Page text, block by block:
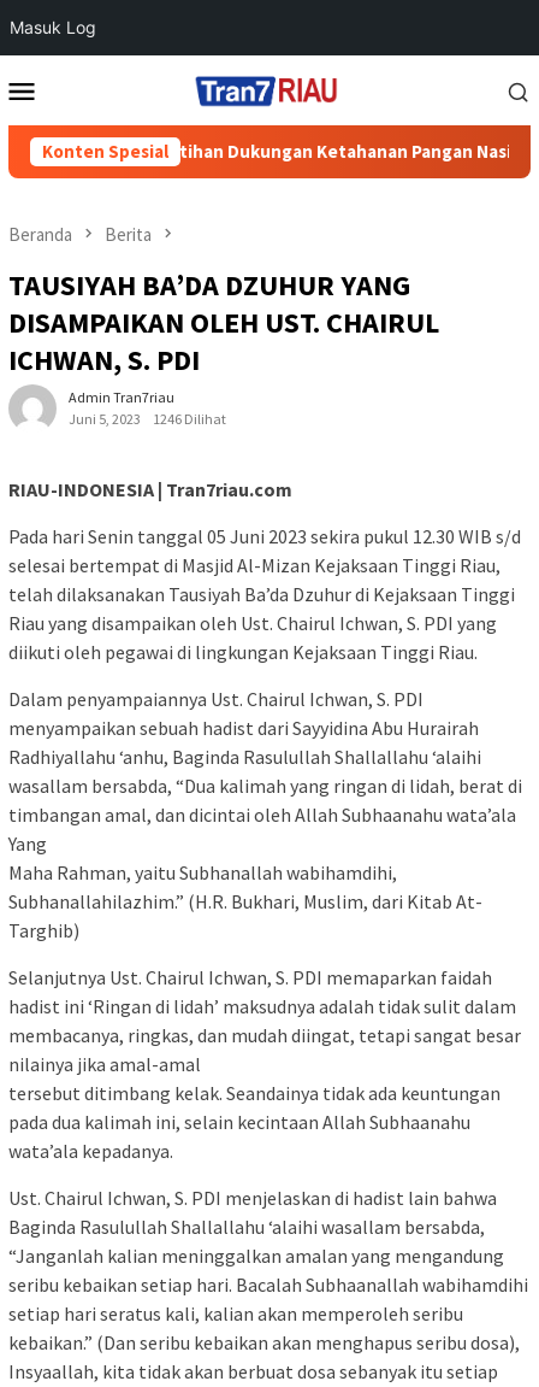
Masuk Log
ke
Mobile
Konten Spesial
Air Putihan Dukungan Ketahanan Pangan Nasional
Beranda Berita
TAUSIYAH BA’DA DZUHUR YANG
DISAMPAIKAN OLEH UST. CHAIRUL
ICHWAN, S. PDI
Admin Tran7riau
Juni 5, 2023
1246 Dilihat
RIAU-INDONESIA | Tran7riau.com
Pada hari Senin tanggal 05 Juni 2023 sekira pukul 12.30 WIB s/d
selesai bertempat di Masjid Al-Mizan Kejaksaan Tinggi Riau,
telah dilaksanakan Tausiyah Ba’da Dzuhur di Kejaksaan Tinggi
Riau yang disampaikan oleh Ust. Chairul Ichwan, S. PDI yang
diikuti oleh pegawai di lingkungan Kejaksaan Tinggi Riau.
Dalam penyampaiannya Ust. Chairul Ichwan, S. PDI
menyampaikan sebuah hadist dari Sayyidina Abu Hurairah
Radhiyallahu ‘anhu, Baginda Rasulullah Shallallahu ‘alaihi
wasallam bersabda, “Dua kalimah yang ringan di lidah, berat di
timbangan amal, dan dicintai oleh Allah Subhaanahu wata’ala
Yang
Maha Rahman, yaitu Subhanallah wabihamdihi,
Subhanallahilazhim.” (H.R. Bukhari, Muslim, dari Kitab At-
Targhib)
Selanjutnya Ust. Chairul Ichwan, S. PDI memaparkan faidah
hadist ini ‘Ringan di lidah’ maksudnya adalah tidak sulit dalam
membacanya, ringkas, dan mudah diingat, tetapi sangat besar
nilainya jika amal-amal
tersebut ditimbang kelak. Seandainya tidak ada keuntungan
pada dua kalimah ini, selain kecintaan Allah Subhaanahu
wata’ala kepadanya.
Ust. Chairul Ichwan, S. PDI menjelaskan di hadist lain bahwa
Baginda Rasulullah Shallallahu ‘alaihi wasallam bersabda,
“Janganlah kalian meninggalkan amalan yang mengandung
seribu kebaikan setiap hari. Bacalah Subhaanallah wabihamdihi
setiap hari seratus kali, kalian akan memperoleh seribu
kebaikan.” (Dan seribu kebaikan akan menghapus seribu dosa),
Insyaallah, kita tidak akan berbuat dosa sebanyak itu setiap